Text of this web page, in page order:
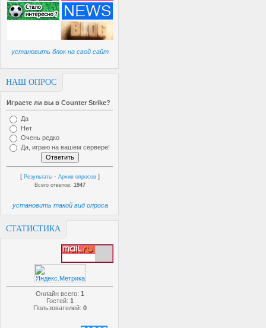
установить блок на свой сайт
НАШ ОПРОС
Играете ли вы в Counter Strike?
Да
Нет
Очень редко
Да, играю на вашем сервере!
[ Результаты · Архив опросов ]
Всего ответов: 1947
установить такой вид опроса
СТАТИСТИКА
Онлайн всего: 1
Гостей: 1
Пользователей: 0